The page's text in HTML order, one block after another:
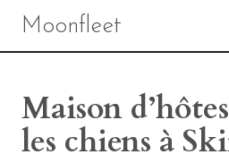
Moonfleet
Maison
les chiens à